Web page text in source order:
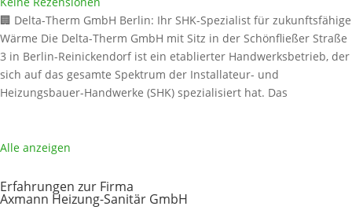
🏢 Delta-Therm GmbH Berlin: Ihr SHK-Spezialist für zukunftsfähige
Wärme Die Delta-Therm GmbH mit Sitz in der Schönfließer Straße
3 in Berlin-Reinickendorf ist ein etablierter Handwerksbetrieb, der
sich auf das gesamte Spektrum der Installateur- und
Heizungsbauer-Handwerke (SHK) spezialisiert hat. Das
energetische Modernisierung und Neubau legt die Delta-Therm
Alle anzeigen
Erfahrungen zur Firma
Axmann Heizung-Sanitär GmbH